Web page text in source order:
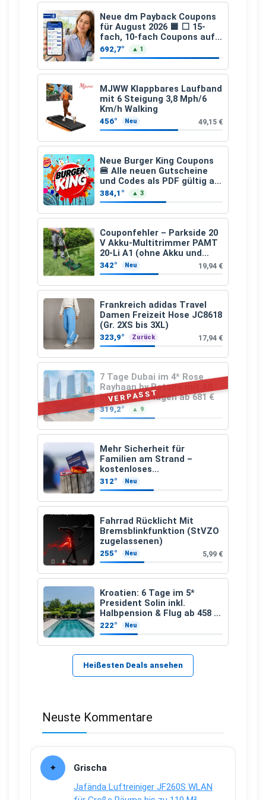
Neue dm Payback Coupons
für August 2026 🟦 ⬜ 15-
fach, 10-fach Coupons auf
den gesamten Einkauf ab 2
€
692,7° ▲ 1
MJWW Klappbares Laufband
mit 6 Steigung 3,8 Mph/6
Km/h Walking
456° Neu 49,15 €
Neue Burger King Coupons
🍔 Alle neuen Gutscheine
und Codes als PDF gültig ab
25.07.2026 bis 04.09.2026
384,1° ▲ 3
Couponfehler – Parkside 20
V Akku-Multitrimmer PAMT
20-Li A1 (ohne Akku und
Ladegerät)
342° Neu 19,94 €
Frankreich adidas Travel
Damen Freizeit Hose JC8618
(Gr. 2XS bis 3XL)
323,9° Zurück 17,94 €
VERPASST
7 Tage Dubai im 4* Rose
Rayhaan by Rotana mit All
Inclusive & Flügen ab 681 €
319,2° ▲ 9
Mehr Sicherheit für
Familien am Strand –
kostenloses
Kindersuchband der DLRG
312° Neu
Fahrrad Rücklicht Mit
Bremsblinkfunktion (StVZO
zugelassenen)
255° Neu 5,99 €
Kroatien: 6 Tage im 5*
President Solin inkl.
Halbpension & Flug ab 458 €
pro Person
222° Neu
Heißesten Deals ansehen
Neuste Kommentare
Grischa
Jafända Luftreiniger JF260S WLAN